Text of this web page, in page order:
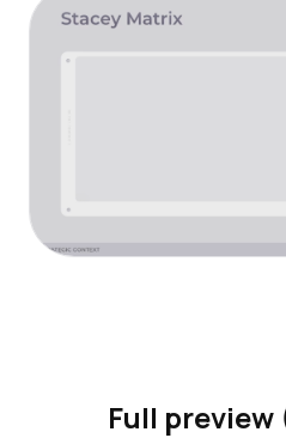
Full preview